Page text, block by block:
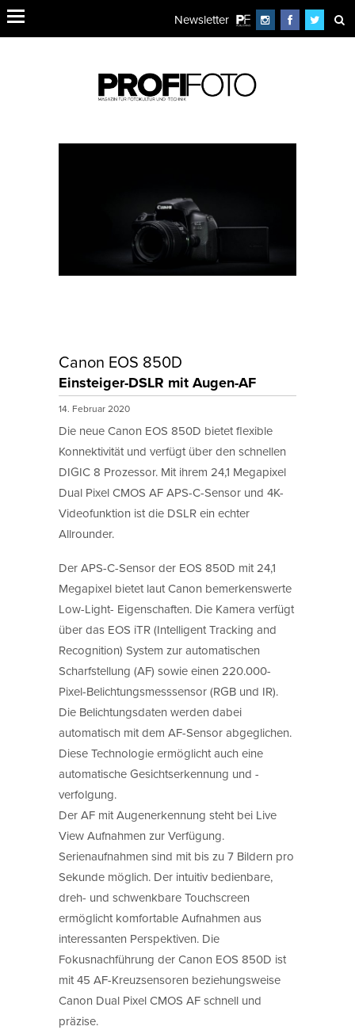
Newsletter
Canon EOS 850D
Einsteiger-DSLR mit Augen-AF
14. Februar 2020
Die neue Canon EOS 850D bietet flexible
Konnektivität und verfügt über den schnellen
DIGIC 8 Prozessor. Mit ihrem 24,1 Megapixel
Dual Pixel CMOS AF APS-C-Sensor und 4K-
Videofunktion ist die DSLR ein echter
Allrounder.
Der APS-C-Sensor der EOS 850D mit 24,1
Megapixel bietet laut Canon bemerkenswerte
Low-Light- Eigenschaften. Die Kamera verfügt
über das EOS iTR (Intelligent Tracking and
Recognition) System zur automatischen
Scharfstellung (AF) sowie einen 220.000-
Pixel-Belichtungsmesssensor (RGB und IR).
Die Belichtungsdaten werden dabei
automatisch mit dem AF-Sensor abgeglichen.
Diese Technologie ermöglicht auch eine
automatische Gesichtserkennung und -
verfolgung.
Der AF mit Augenerkennung steht bei Live
View Aufnahmen zur Verfügung.
Serienaufnahmen sind mit bis zu 7 Bildern pro
Sekunde möglich. Der intuitiv bedienbare,
dreh- und schwenkbare Touchscreen
ermöglicht komfortable Aufnahmen aus
interessanten Perspektiven. Die
Fokusnachführung der Canon EOS 850D ist
mit 45 AF-Kreuzsensoren beziehungsweise
Canon Dual Pixel CMOS AF schnell und
präzise.